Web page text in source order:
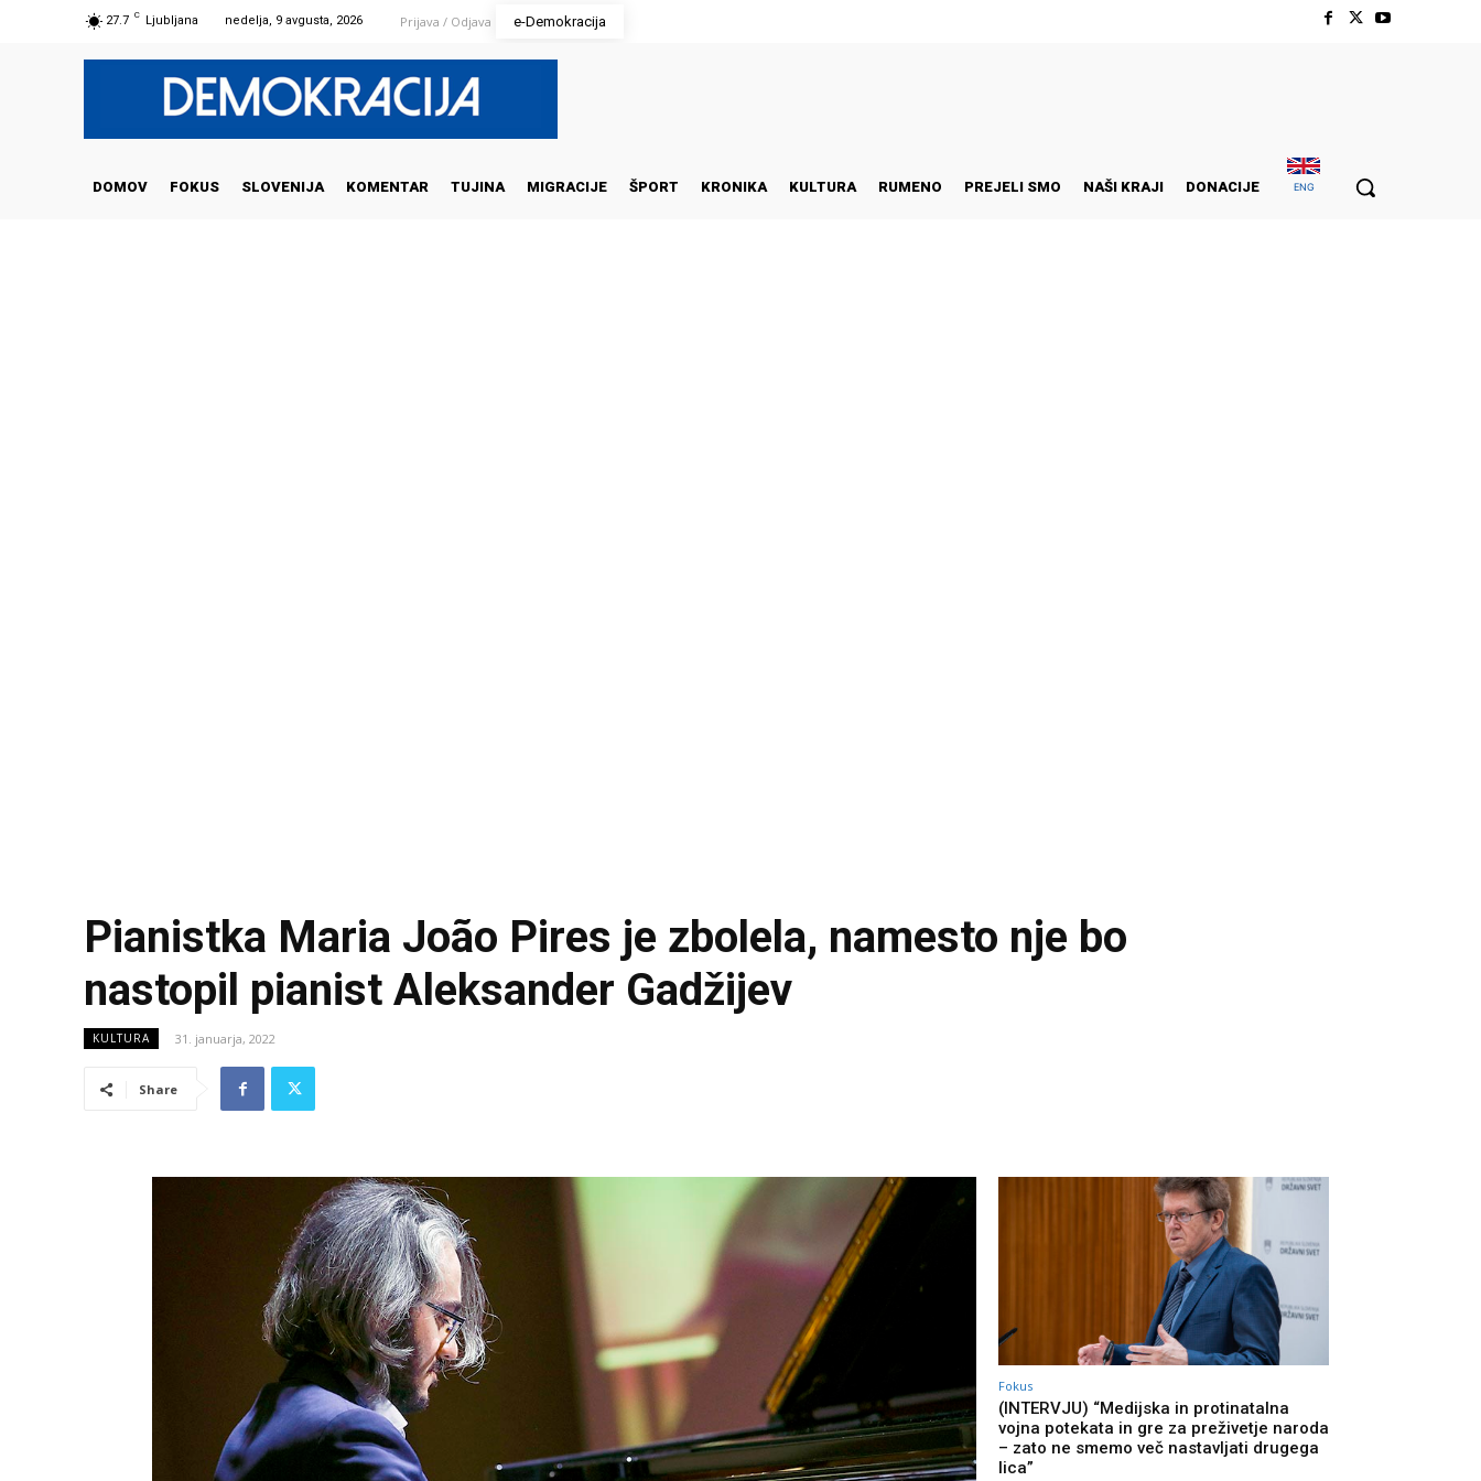
27.7 C Ljubljana nedelja, 9 avgusta, 2026 Prijava / Odjava e-Demokracija
DOMOV FOKUS SLOVENIJA KOMENTAR TUJINA MIGRACIJE ŠPORT KRONIKA KULTURA RUMENO PREJELI SMO NAŠI KRAJI DONACIJE ENG
Pianistka Maria João Pires je zbolela, namesto nje bo
nastopil pianist Aleksander Gadžijev
KULTURA 31. januarja, 2022
Share
Fokus
(INTERVJU) “Medijska in protinatalna
vojna potekata in gre za preživetje naroda
– zato ne smemo več nastavljati drugega
lica”